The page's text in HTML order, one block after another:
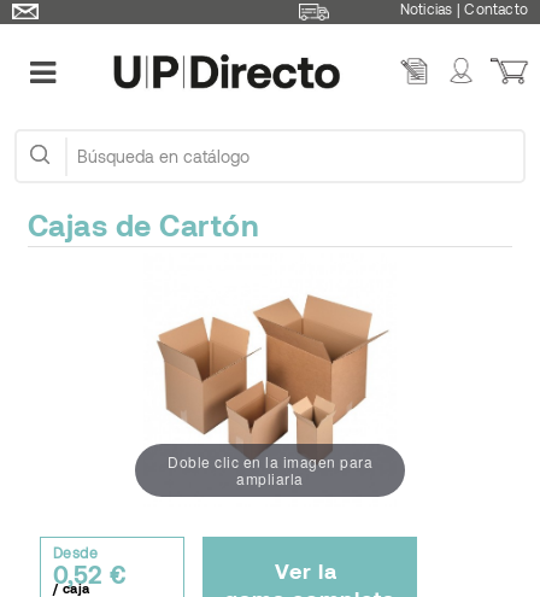
Noticias |Contacto
Cajas de Cartón
Doble clic en la imagen para
ampliarla
Desde
0,52 €
/ caja
Ver la